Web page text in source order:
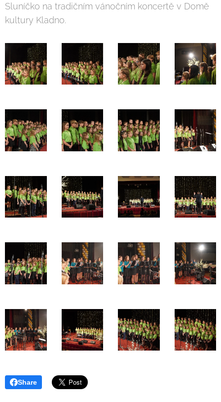
Sluníčko na tradičním vánočním koncertě v Domě
kultury Kladno.
Share